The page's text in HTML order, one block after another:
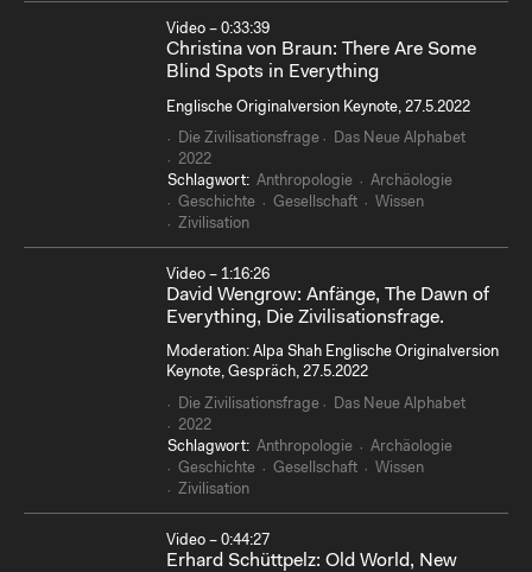
Video – 0:33:39
Christina von Braun: There Are Some
Blind Spots in Everything
Englische Originalversion Keynote, 27.5.2022
Die Zivilisationsfrage
Das Neue Alphabet
2022
Schlagwort: Anthropologie
Archäologie
Geschichte
Gesellschaft
Wissen
Zivilisation
Video – 1:16:26
David Wengrow: Anfänge, The Dawn of
Everything, Die Zivilisationsfrage.
Moderation: Alpa Shah Englische Originalversion
Keynote, Gespräch, 27.5.2022
Die Zivilisationsfrage
Das Neue Alphabet
2022
Schlagwort: Anthropologie
Archäologie
Geschichte
Gesellschaft
Wissen
Zivilisation
Video – 0:44:27
Erhard Schüttpelz: Old World, New